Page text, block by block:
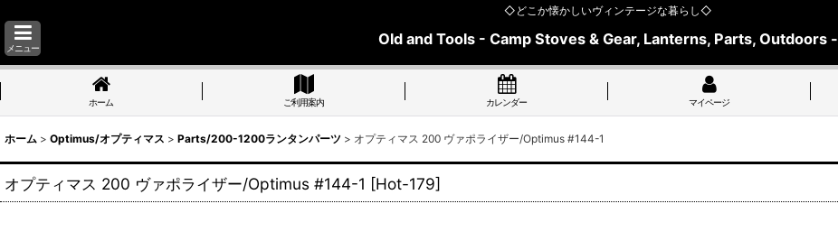
◇どこか懐かしいヴィンテージな暮らし◇
メニュー
Old and Tools - Camp Stoves & Gear, Lanterns, Parts, Outdoors -
ホーム ご利用案内 カレンダー マイページ
ホーム > Optimus/オプティマス > Parts/200-1200ランタンパーツ > オプティマス 200 ヴァポライザー/Optimus #144-1
オプティマス 200 ヴァポライザー/Optimus #144-1 [Hot-179]